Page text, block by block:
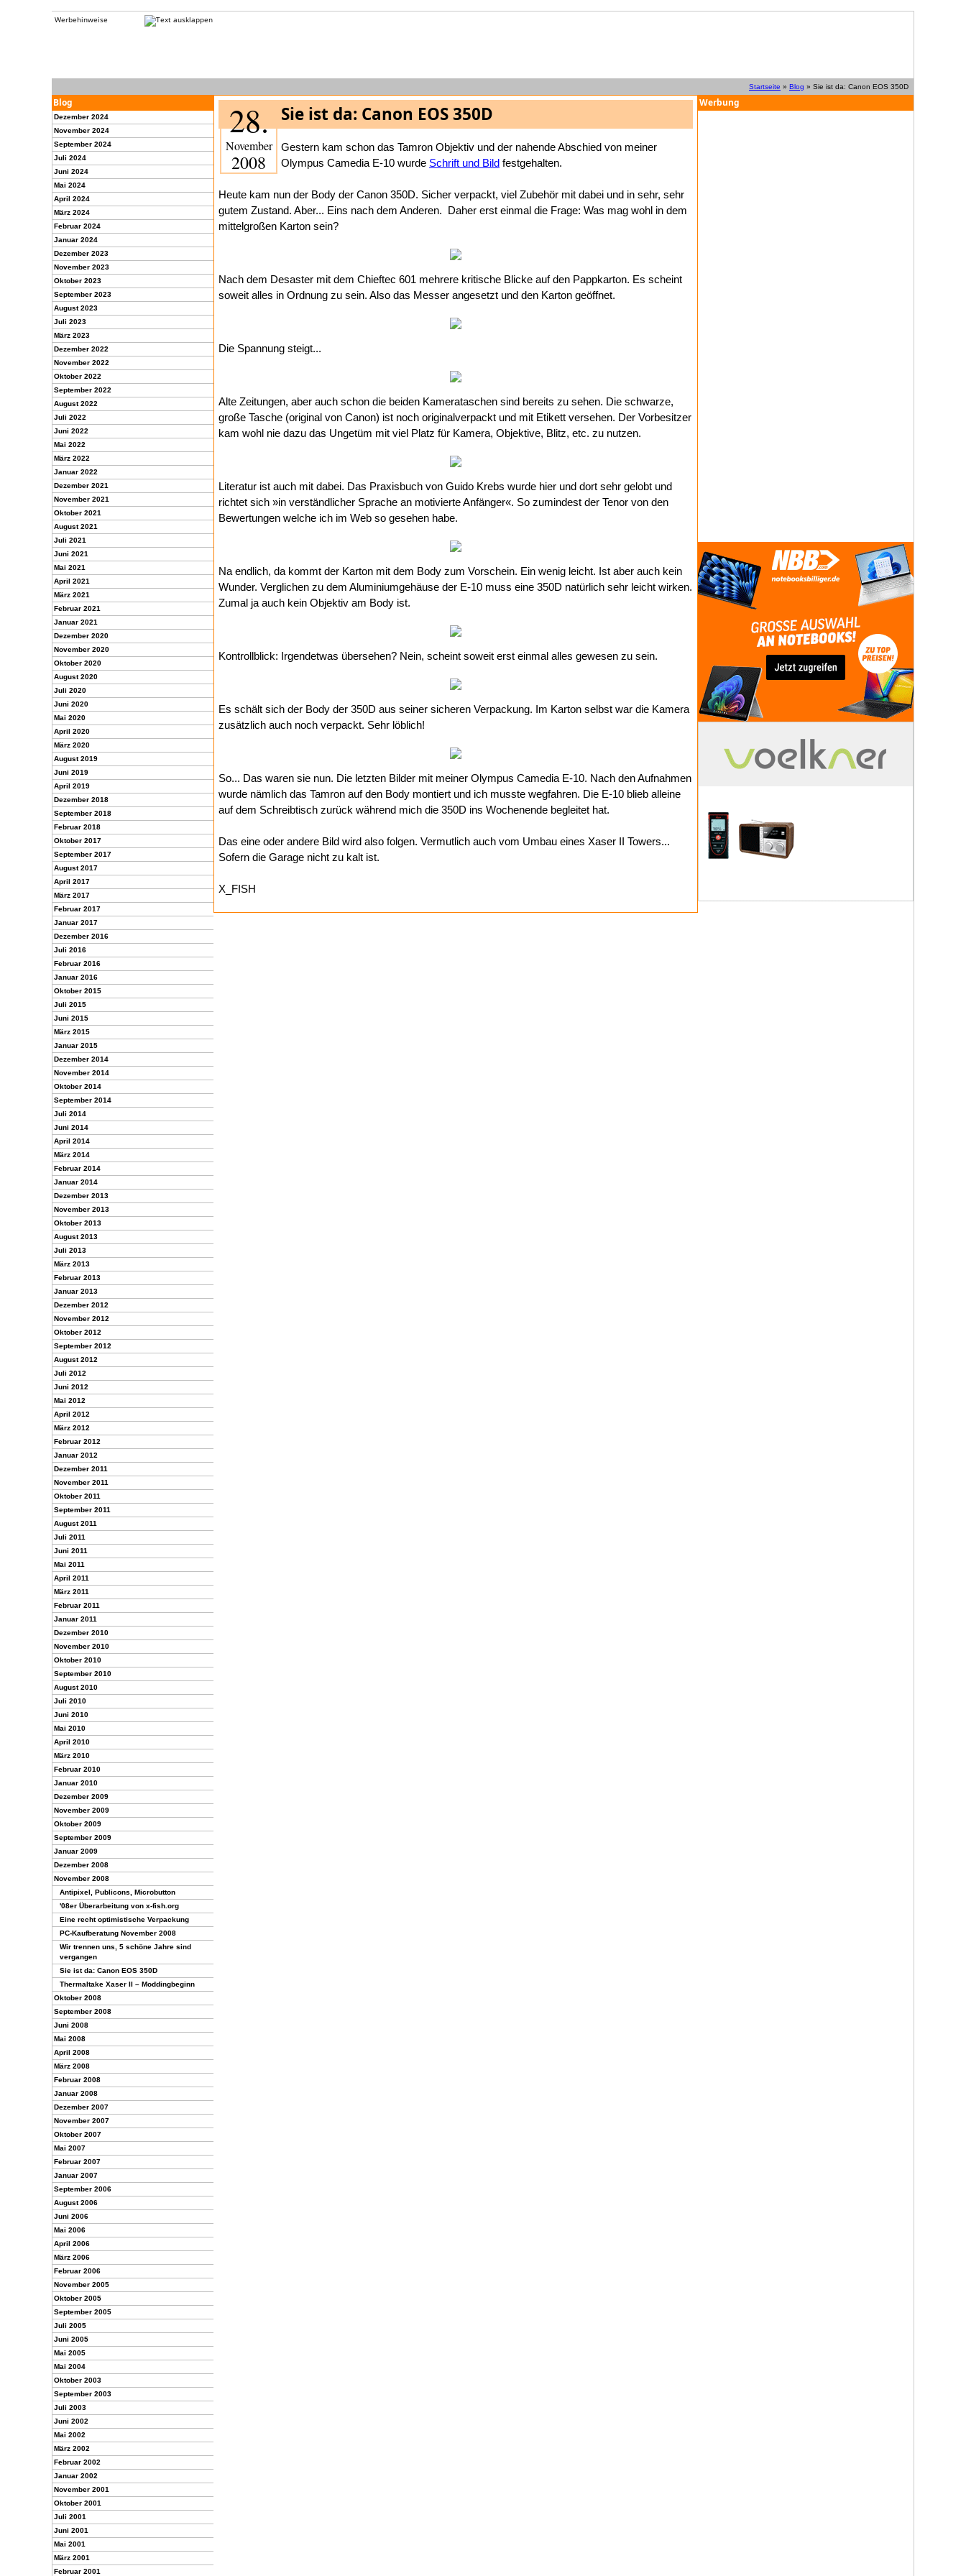
Werbehinweise
Startseite » Blog » Sie ist da: Canon EOS 350D
Blog
Dezember 2024
November 2024
September 2024
Juli 2024
Juni 2024
Mai 2024
April 2024
März 2024
Februar 2024
Januar 2024
Dezember 2023
November 2023
Oktober 2023
September 2023
August 2023
Juli 2023
März 2023
Dezember 2022
November 2022
Oktober 2022
September 2022
August 2022
Juli 2022
Juni 2022
Mai 2022
März 2022
Januar 2022
Dezember 2021
November 2021
Oktober 2021
August 2021
Juli 2021
Juni 2021
Mai 2021
April 2021
März 2021
Februar 2021
Januar 2021
Dezember 2020
November 2020
Oktober 2020
August 2020
Juli 2020
Juni 2020
Mai 2020
April 2020
März 2020
August 2019
Juni 2019
April 2019
Dezember 2018
September 2018
Februar 2018
Oktober 2017
September 2017
August 2017
April 2017
März 2017
Februar 2017
Januar 2017
Dezember 2016
Juli 2016
Februar 2016
Januar 2016
Oktober 2015
Juli 2015
Juni 2015
März 2015
Januar 2015
Dezember 2014
November 2014
Oktober 2014
September 2014
Juli 2014
Juni 2014
April 2014
März 2014
Februar 2014
Januar 2014
Dezember 2013
November 2013
Oktober 2013
August 2013
Juli 2013
März 2013
Februar 2013
Januar 2013
Dezember 2012
November 2012
Oktober 2012
September 2012
August 2012
Juli 2012
Juni 2012
Mai 2012
April 2012
März 2012
Februar 2012
Januar 2012
Dezember 2011
November 2011
Oktober 2011
September 2011
August 2011
Juli 2011
Juni 2011
Mai 2011
April 2011
März 2011
Februar 2011
Januar 2011
Dezember 2010
November 2010
Oktober 2010
September 2010
August 2010
Juli 2010
Juni 2010
Mai 2010
April 2010
März 2010
Februar 2010
Januar 2010
Dezember 2009
November 2009
Oktober 2009
September 2009
Januar 2009
Dezember 2008
November 2008
Antipixel, Publicons, Microbutton
'08er Überarbeitung von x-fish.org
Eine recht optimistische Verpackung
PC-Kaufberatung November 2008
Wir trennen uns, 5 schöne Jahre sind
vergangen
Sie ist da: Canon EOS 350D
Thermaltake Xaser II – Moddingbeginn
Oktober 2008
September 2008
Juni 2008
Mai 2008
April 2008
März 2008
Februar 2008
Januar 2008
Dezember 2007
November 2007
Oktober 2007
Mai 2007
Februar 2007
Januar 2007
September 2006
August 2006
Juni 2006
Mai 2006
April 2006
März 2006
Februar 2006
November 2005
Oktober 2005
September 2005
Juli 2005
Juni 2005
Mai 2005
Mai 2004
Oktober 2003
September 2003
Juli 2003
Juni 2002
Mai 2002
März 2002
Februar 2002
Januar 2002
November 2001
Oktober 2001
Juli 2001
Juni 2001
Mai 2001
März 2001
Februar 2001
Werbung
28.
November
2008
Sie ist da: Canon EOS 350D
Gestern kam schon das Tamron Objektiv und der nahende Abschied von meiner
Olympus Camedia E-10 wurde Schrift und Bild festgehalten.
Heute kam nun der Body der Canon 350D. Sicher verpackt, viel Zubehör mit dabei und in sehr, sehr
gutem Zustand. Aber... Eins nach dem Anderen. Daher erst einmal die Frage: Was mag wohl in dem
mittelgroßen Karton sein?
Nach dem Desaster mit dem Chieftec 601 mehrere kritische Blicke auf den Pappkarton. Es scheint
soweit alles in Ordnung zu sein. Also das Messer angesetzt und den Karton geöffnet.
Die Spannung steigt...
Alte Zeitungen, aber auch schon die beiden Kamerataschen sind bereits zu sehen. Die schwarze,
große Tasche (original von Canon) ist noch originalverpackt und mit Etikett versehen. Der Vorbesitzer
kam wohl nie dazu das Ungetüm mit viel Platz für Kamera, Objektive, Blitz, etc. zu nutzen.
Literatur ist auch mit dabei. Das Praxisbuch von Guido Krebs wurde hier und dort sehr gelobt und
richtet sich »in verständlicher Sprache an motivierte Anfänger«. So zumindest der Tenor von den
Bewertungen welche ich im Web so gesehen habe.
Na endlich, da kommt der Karton mit dem Body zum Vorschein. Ein wenig leicht. Ist aber auch kein
Wunder. Verglichen zu dem Aluminiumgehäuse der E-10 muss eine 350D natürlich sehr leicht wirken.
Zumal ja auch kein Objektiv am Body ist.
Kontrollblick: Irgendetwas übersehen? Nein, scheint soweit erst einmal alles gewesen zu sein.
Es schält sich der Body der 350D aus seiner sicheren Verpackung. Im Karton selbst war die Kamera
zusätzlich auch noch verpackt. Sehr löblich!
So... Das waren sie nun. Die letzten Bilder mit meiner Olympus Camedia E-10. Nach den Aufnahmen
wurde nämlich das Tamron auf den Body montiert und ich musste wegfahren. Die E-10 blieb alleine
auf dem Schreibtisch zurück während mich die 350D ins Wochenende begleitet hat.
Das eine oder andere Bild wird also folgen. Vermutlich auch vom Umbau eines Xaser II Towers...
Sofern die Garage nicht zu kalt ist.
X_FISH